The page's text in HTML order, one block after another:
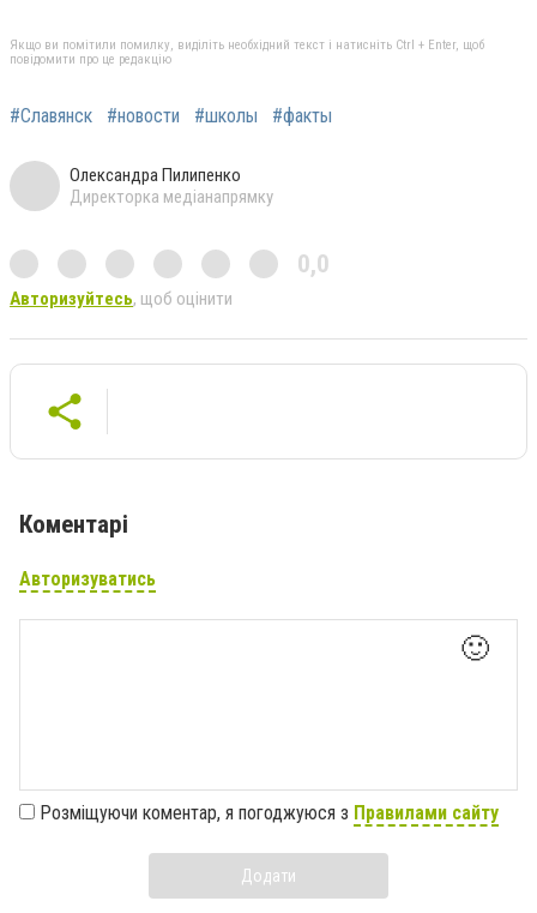
Якщо ви помітили помилку, виділіть необхідний текст і натисніть Ctrl + Enter, щоб
повідомити про це редакцію
#Славянск #новости #школы #факты
Олександра Пилипенко
Директорка медіанапрямку
0,0
Авторизуйтесь, щоб оцінити
Коментарі
Авторизуватись
🙂
Розміщуючи коментар, я погоджуюся з Правилами сайту
Додати